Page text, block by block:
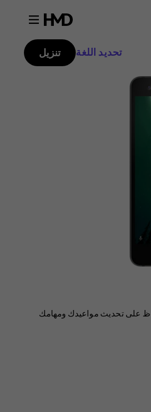
تحديد اللغة تنزيل
على تحديث مواعيدك ومهامك